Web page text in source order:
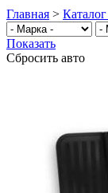
Главная >
Показать
Сбросить авто